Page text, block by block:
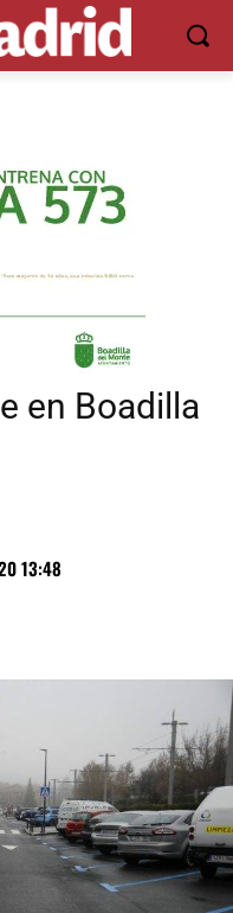
en Boadilla
13:48